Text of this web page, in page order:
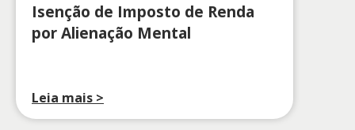
Isenção de Imposto de Renda
por Alienação Mental
Leia mais >